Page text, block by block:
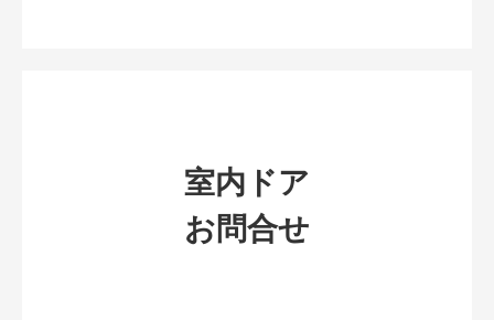
室内ドア
お問合せ